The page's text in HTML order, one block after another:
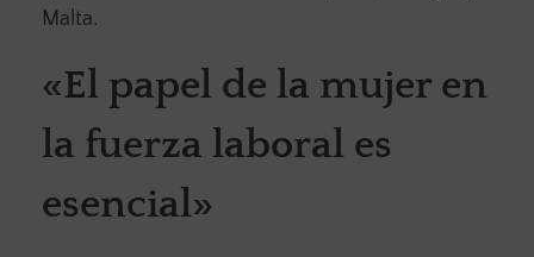
Malta.
«El papel de la mujer en
la fuerza laboral es
esencial»